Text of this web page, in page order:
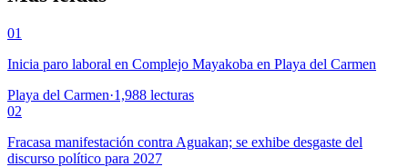
01
Inicia paro laboral en Complejo Mayakoba en Playa del Carmen
Playa del Carmen·1,988 lecturas
02
Fracasa manifestación contra Aguakan; se exhibe desgaste del
discurso político para 2027